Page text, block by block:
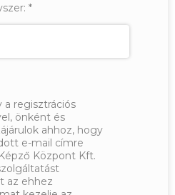
*
a regisztrációs
önként és
ahhoz, hogy
e-mail címre
Központ Kft.
az ehhez